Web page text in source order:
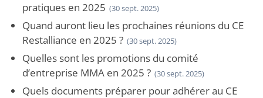
pratiques en 2025 (30 sept. 2025)
Quand auront lieu les prochaines réunions du CE
Restalliance en 2025 ? (30 sept. 2025)
Quelles sont les promotions du comité
d’entreprise MMA en 2025 ? (30 sept. 2025)
Quels documents préparer pour adhérer au CE